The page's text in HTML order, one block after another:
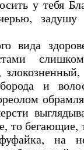
у тебя
задушу
вида
и
то бегающие,
на